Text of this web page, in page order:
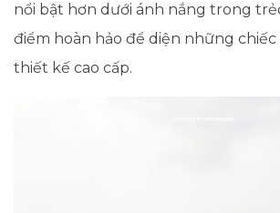
nổi bật hơn dưới ánh nắng trong
điểm hoàn hảo để diện những chiếc
thiết kế cao cấp.